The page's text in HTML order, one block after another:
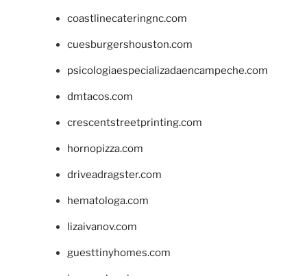
coastlinecateringnc.com
cuesburgershouston.com
psicologiaespecializadaencampeche.com
dmtacos.com
crescentstreetprinting.com
hornopizza.com
driveadragster.com
hematologa.com
lizaivanov.com
guesttinyhomes.com